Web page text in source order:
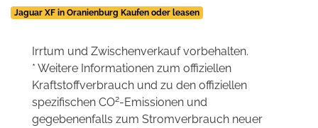
Jaguar XF in Oranienburg Kaufen oder leasen
Irrtum und Zwischenverkauf vorbehalten.
* Weitere Informationen zum offiziellen
Kraftstoffverbrauch und zu den offiziellen
spezifischen CO2-Emissionen und
gegebenenfalls zum Stromverbrauch neuer